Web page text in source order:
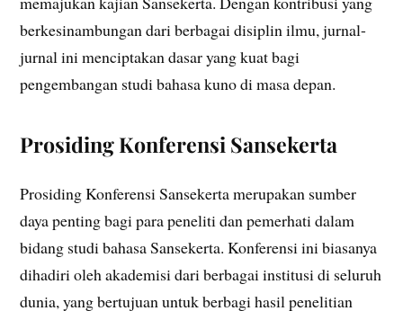
berkesinambungan dari berbagai disiplin ilmu, jurnal-
jurnal ini menciptakan dasar yang kuat bagi
pengembangan studi bahasa kuno di masa depan.
Prosiding Konferensi Sansekerta
Prosiding Konferensi Sansekerta merupakan sumber
daya penting bagi para peneliti dan pemerhati dalam
bidang studi bahasa Sansekerta. Konferensi ini biasanya
dihadiri oleh akademisi dari berbagai institusi di seluruh
dunia, yang bertujuan untuk berbagi hasil penelitian